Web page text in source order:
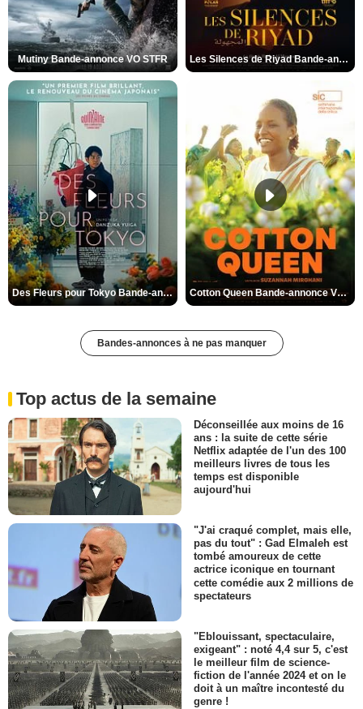
Mutiny Bande-annonce VO STFR Les Silences de Riyad Bande-annonce VO STFR
Des Fleurs pour Tokyo Bande-annonce VO STFR Cotton Queen Bande-annonce VO STFR
Bandes-annonces à ne pas manquer
Top actus de la semaine
Déconseillée aux moins de 16
ans : la suite de cette série
Netflix adaptée de l'un des 100
meilleurs livres de tous les
temps est disponible
aujourd'hui
"J'ai craqué complet, mais elle,
pas du tout" : Gad Elmaleh est
tombé amoureux de cette
actrice iconique en tournant
cette comédie aux 2 millions de
spectateurs
"Eblouissant, spectaculaire,
exigeant" : noté 4,4 sur 5, c'est
le meilleur film de science-
fiction de l'année 2024 et on le
doit à un maître incontesté du
genre !